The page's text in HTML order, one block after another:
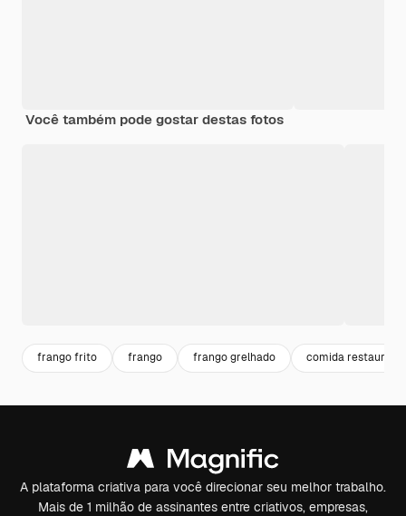
Você também pode gostar destas fotos
frango frito frango frango grelhado comida
A plataforma criativa para você direcionar seu melhor trabalho.
Mais de 1 milhão de assinantes entre criativos, empresas,